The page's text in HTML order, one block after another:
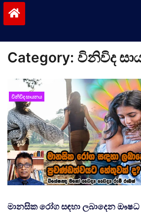
Category: විනිවිද
විනිවිද සායනය
මානසික රෝග සඳහා ලබාදෙන ඖෂධ